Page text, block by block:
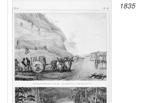
1835